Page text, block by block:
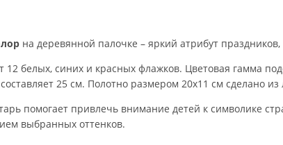
на деревянной палочке – яркий атрибут
12 белых, синих и красных флажков. Цветовая гамма
25 см. Полотно размером 20х11 см сделано
помогает привлечь внимание детей к символике
выбранных оттенков.